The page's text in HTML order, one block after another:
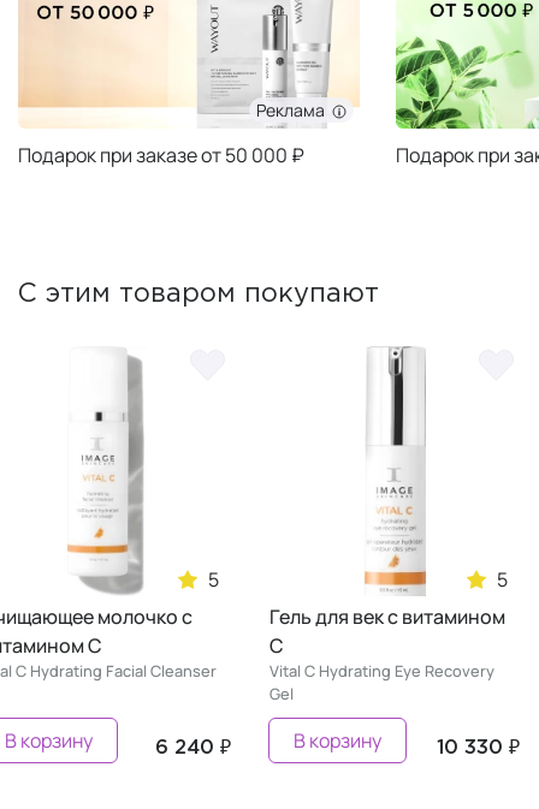
Реклама
Подарок при заказе от 50 000 ₽ Подарок при
С этим товаром покупают
5
молочко с
С
C Hydrating Facial Cleanser
6 240 ₽
В корзину
5
Гель для век с витамином
С
Vital C Hydrating Eye Recovery
Gel
10 330 ₽
В корзину